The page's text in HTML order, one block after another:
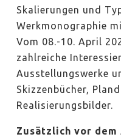
Skalierungen und
Werkmonographie
Vom 08.-10. April
zahlreiche
Ausstellungswerke
Skizzenbücher,
Realisierungsbilder.
Zusätzlich vor